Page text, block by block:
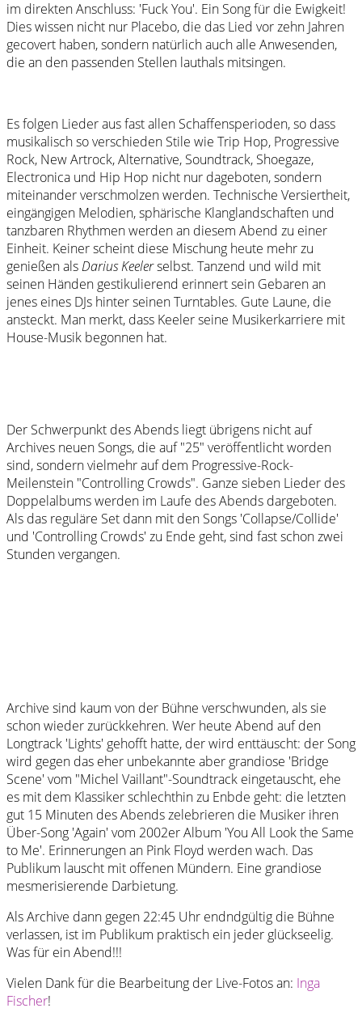
im direkten Anschluss: 'Fuck You'. Ein Song für die Ewigkeit!
Dies wissen nicht nur Placebo, die das Lied vor zehn Jahren
gecovert haben, sondern natürlich auch alle Anwesenden,
die an den passenden Stellen lauthals mitsingen.
Es folgen Lieder aus fast allen Schaffensperioden, so dass
musikalisch so verschieden Stile wie Trip Hop, Progressive
Rock, New Artrock, Alternative, Soundtrack, Shoegaze,
Electronica und Hip Hop nicht nur dageboten, sondern
miteinander verschmolzen werden. Technische Versiertheit,
eingängigen Melodien, sphärische Klanglandschaften und
tanzbaren Rhythmen werden an diesem Abend zu einer
Einheit. Keiner scheint diese Mischung heute mehr zu
genießen alsDarius Keelerselbst. Tanzend und wild mit
seinen Händen gestikulierend erinnert sein Gebaren an
jenes eines DJs hinter seinen Turntables. Gute Laune, die
ansteckt. Man merkt, dass Keeler seine Musikerkarriere mit
House-Musik begonnen hat.
Der Schwerpunkt des Abends liegt übrigens nicht auf
Archives neuen Songs, die auf "25" veröffentlicht worden
sind, sondern vielmehr auf dem Progressive-Rock-
Meilenstein "Controlling Crowds". Ganze sieben Lieder des
Doppelalbums werden im Laufe des Abends dargeboten.
Als das reguläre Set dann mit den Songs 'Collapse/Collide'
und 'Controlling Crowds' zu Ende geht, sind fast schon zwei
Stunden vergangen.
Archive sind kaum von der Bühne verschwunden, als sie
schon wieder zurückkehren. Wer heute Abend auf den
Longtrack 'Lights' gehofft hatte, der wird enttäuscht: der Song
wird gegen das eher unbekannte aber grandiose 'Bridge
Scene' vom "Michel Vaillant"-Soundtrack eingetauscht, ehe
es mit dem Klassiker schlechthin zu Enbde geht: die letzten
gut 15 Minuten des Abends zelebrieren die Musiker ihren
Über-Song 'Again' vom 2002er Album 'You All Look the Same
to Me'. Erinnerungen an Pink Floyd werden wach. Das
Publikum lauscht mit offenen Mündern. Eine grandiose
mesmerisierende Darbietung.
Als Archive dann gegen 22:45 Uhr endndgültig die Bühne
verlassen, ist im Publikum praktisch ein jeder glückseelig.
Was für ein Abend!!!
Vielen Dank für die Bearbeitung der Live-Fotos an: Inga
Fischer!